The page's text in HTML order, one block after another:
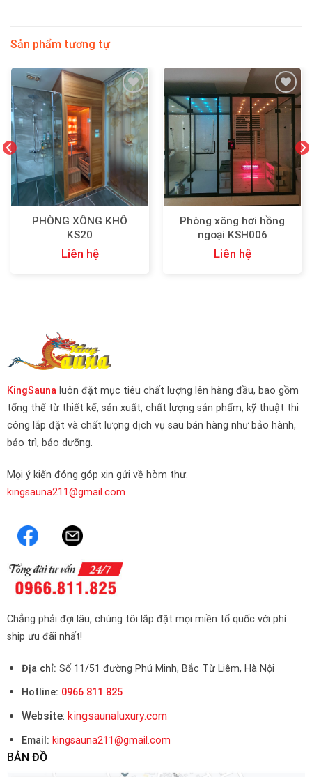
Sản phẩm tương tự
Add
to
wishlist
PHÒNG XÔNG KHÔ
KS20
Liên hệ
Add
wishlist
Phòng xông hơi hồng
ngoại KSH006
Liên hệ
KingSaunaluôn đặt mục tiêu chất lượng lên hàng đầu, bao gồm
tổng thể từ thiết kế, sản xuất, chất lượng sản phẩm, kỹ thuật thi
công lắp đặt và chất lượng dịch vụ sau bán hàng như bảo hành,
bảo trì, bảo dưỡng.
Mọi ý kiến đóng góp xin gửi về hòm thư:
kingsauna211@gmail.com
Chẳng phải đợi lâu, chúng tôi lắp đặt mọi miền tổ quốc với phí
ship ưu đãi nhất!
Địa chỉ: Số 11/51 đường Phú Minh, Bắc Từ Liêm, Hà Nội
Hotline: 0966 811 825
Website: kingsaunaluxury.com
Email: kingsauna211@gmail.com
BẢN ĐỒ